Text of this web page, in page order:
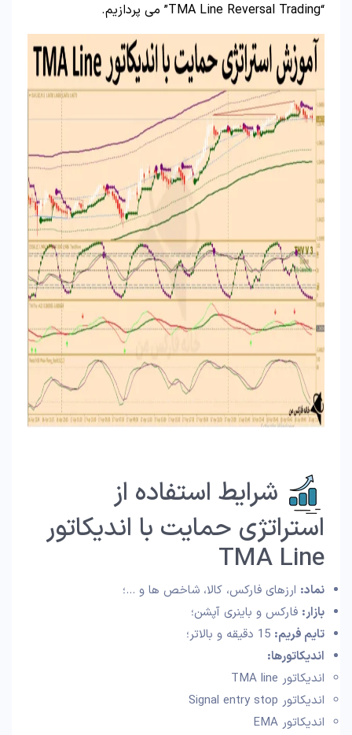
“TMA Line Reversal Trading” می پردازیم.
شرایط استفاده از
استراتژی حمایت با اندیکاتور
TMA Line
نماد: ارزهای فارکس، کالا، شاخص ها و …؛
بازار: فارکس و باینری آپشن؛
تایم فریم:
اندیکاتورها:
اندیکاتور TMA line
اندیکاتور Signal entry stop
اندیکاتور EMA